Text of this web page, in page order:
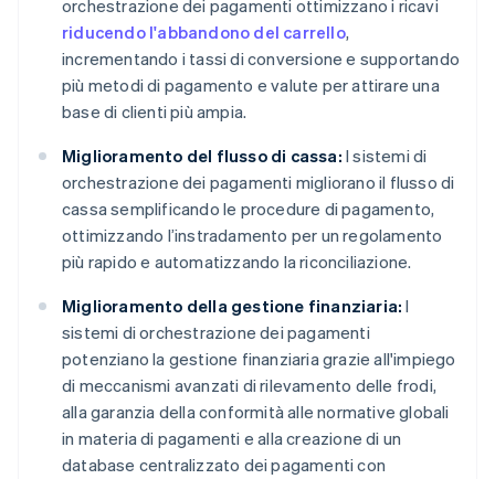
orchestrazione dei pagamenti ottimizzano i ricavi
riducendo l'abbandono del carrello,
incrementando i tassi di conversione e supportando
più metodi di pagamento e valute per attirare una
base di clienti più ampia.
Miglioramento del flusso di cassa: I sistemi di
orchestrazione dei pagamenti migliorano il flusso di
cassa semplificando le procedure di pagamento,
ottimizzando l’instradamento per un regolamento
più rapido e automatizzando la riconciliazione.
Miglioramento della gestione finanziaria: I
sistemi di orchestrazione dei pagamenti
potenziano la gestione finanziaria grazie all'impiego
di meccanismi avanzati di rilevamento delle frodi,
alla garanzia della conformità alle normative globali
in materia di pagamenti e alla creazione di un
database centralizzato dei pagamenti con